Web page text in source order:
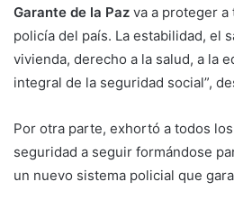
Garante de la Paz va a proteger a
policía del país. La estabilidad, el
vivienda, derecho a la salud, a la
integral de la seguridad social”,
Por otra parte, exhortó a todos
seguridad a seguir formándose
un nuevo sistema policial que